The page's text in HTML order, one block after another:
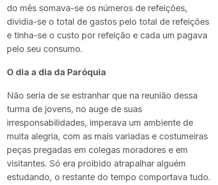
do mês somava-se os números de refeições,
dividia-se o total de gastos pelo total de refeições
e tinha-se o custo por refeição e cada um pagava
pelo seu consumo.
O dia a dia da Paróquia
Não seria de se estranhar que na reunião dessa
turma de jovens, no auge de suas
irresponsabilidades, imperava um ambiente de
muita alegria, com as mais variadas e costumeiras
peças pregadas em colegas moradores e em
visitantes. Só era proibido atrapalhar alguém
estudando, o restante do tempo comportava tudo.